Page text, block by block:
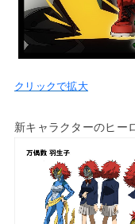
クリックで拡大
新キャラクターのヒー